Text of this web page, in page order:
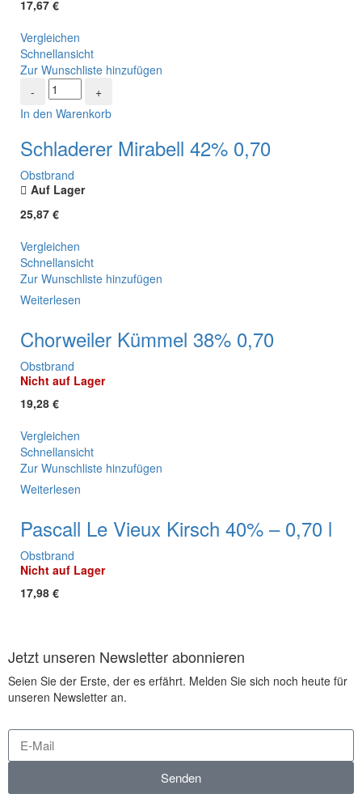
17,67 €
Vergleichen
Schnellansicht
Zur Wunschliste hinzufügen
In den Warenkorb
Schladerer Mirabell 42% 0,70
Obstbrand
Auf Lager
25,87 €
Vergleichen
Schnellansicht
Zur Wunschliste hinzufügen
Weiterlesen
Chorweiler Kümmel 38% 0,70
Obstbrand
Nicht auf Lager
19,28 €
Vergleichen
Schnellansicht
Zur Wunschliste hinzufügen
Weiterlesen
Pascall Le Vieux Kirsch 40% – 0,70 l
Obstbrand
Nicht auf Lager
17,98 €
Jetzt unseren Newsletter abonnieren
Seien Sie der Erste, der es erfährt. Melden Sie sich noch heute für
unseren Newsletter an.
Senden